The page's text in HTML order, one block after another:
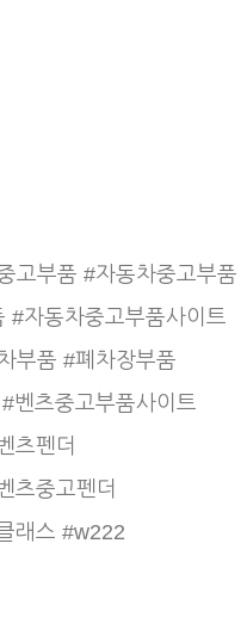
고부품 #자동차중고부품
#자동차중고부품사이트
부품 #폐차장부품
벤츠중고부품사이트
츠펜더
츠중고펜더
래스 #w222